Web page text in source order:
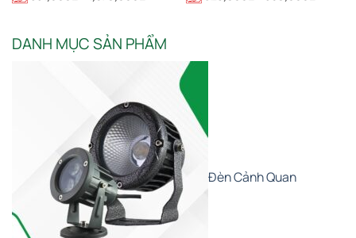
đến
1,670,000₫
DANH MỤC SẢN PHẨM
Đèn Cảnh Quan